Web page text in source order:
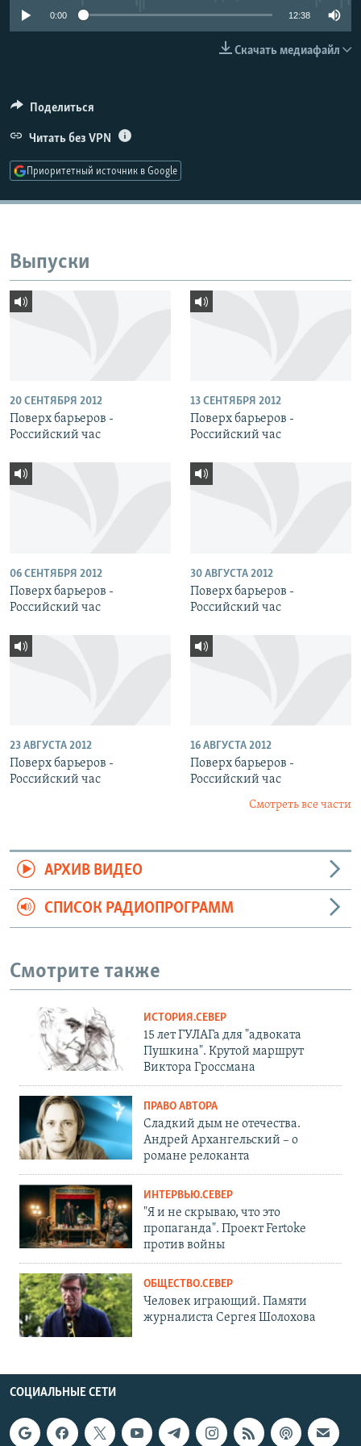
РАСПИСАНИЕ ВЕЩАНИЯ
Все сайты РСЕ/РС
0:00 12:38
Скачать медиафайл
Поделиться
Читать без VPN
Приоритетный источник в Google
Выпуски
20 СЕНТЯБРЯ 2012
Поверх барьеров -
Российский час
13 СЕНТЯБРЯ 2012
Поверх барьеров -
Российский час
06 СЕНТЯБРЯ 2012
Поверх барьеров -
Российский час
30 АВГУСТА 2012
Поверх барьеров -
Российский час
23 АВГУСТА 2012
Поверх барьеров -
Российский час
16 АВГУСТА 2012
Поверх барьеров -
Российский час
Смотреть все части
АРХИВ ВИДЕО
СПИСОК РАДИОПРОГРАММ
Смотрите также
ИСТОРИЯ.СЕВЕР
15 лет ГУЛАГа для "адвоката
Пушкина". Крутой маршрут
Виктора Гроссмана
ПРАВО АВТОРА
Сладкий дым не отечества.
Андрей Архангельский – о
романе релоканта
ИНТЕРВЬЮ.СЕВЕР
"Я и не скрываю, что это
пропаганда". Проект Fertoke
против войны
ОБЩЕСТВО.СЕВЕР
Человек играющий. Памяти
журналиста Сергея Шолохова
СОЦИАЛЬНЫЕ СЕТИ